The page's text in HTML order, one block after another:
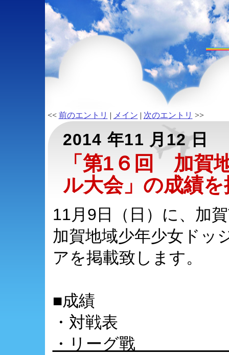
<< 前のエントリ | メイン | 次のエントリ >>
2014 年11 月12 日
「第1６回 加賀
ル大会」の成績
11月9日（日）に、加
加賀地域少年少女ドッ
アを掲載致します。
■成績
・対戦
・リーグ